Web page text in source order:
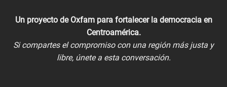
Un proyecto de Oxfam para fortalecer la democracia en
Centroamérica.
Si compartes el compromiso con una región más justa y
libre, únete a esta conversación.